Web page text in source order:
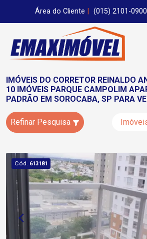
Área do Cliente (015) 2101-0900
IMÓVEIS DO CORRETOR REINALDO
10 IMÓVEIS PARQUE CAMPOLIM
PADRÃO EM SOROCABA, SP PARA
Refinar Pesquisa
Cód. 613181